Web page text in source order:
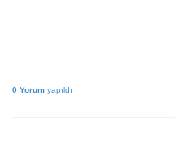
0 Yorum yapıldı